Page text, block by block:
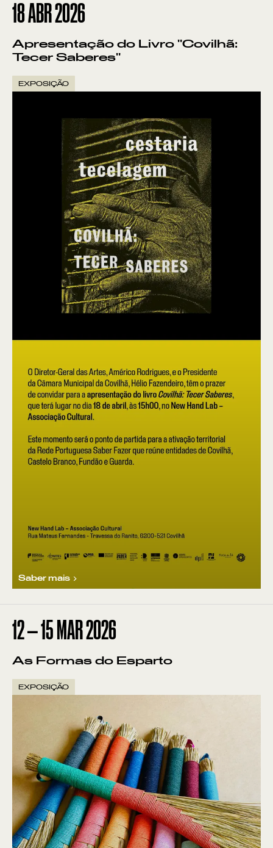
18ABR 2026
Apresentação do Livro "Covilhã:
Tecer Saberes"
EXPOSIÇÃO
Saber mais
12—15 MAR2026
As Formas do Esparto
EXPOSIÇÃO